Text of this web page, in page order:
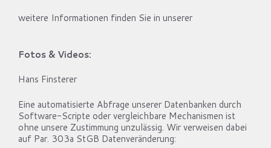
weitere Informationen finden Sie in unserer
Fotos & Videos:
Hans Finsterer
Eine automatisierte Abfrage unserer Datenbanken durch
Software-Scripte oder vergleichbare Mechanismen ist
ohne unsere Zustimmung unzulässig. Wir verweisen dabei
auf Par. 303a StGB Datenveränderung: